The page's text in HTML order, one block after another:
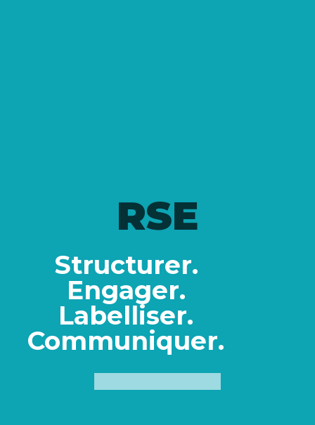
RSE
Structurer.
Engager.
Labelliser.
Communiquer.